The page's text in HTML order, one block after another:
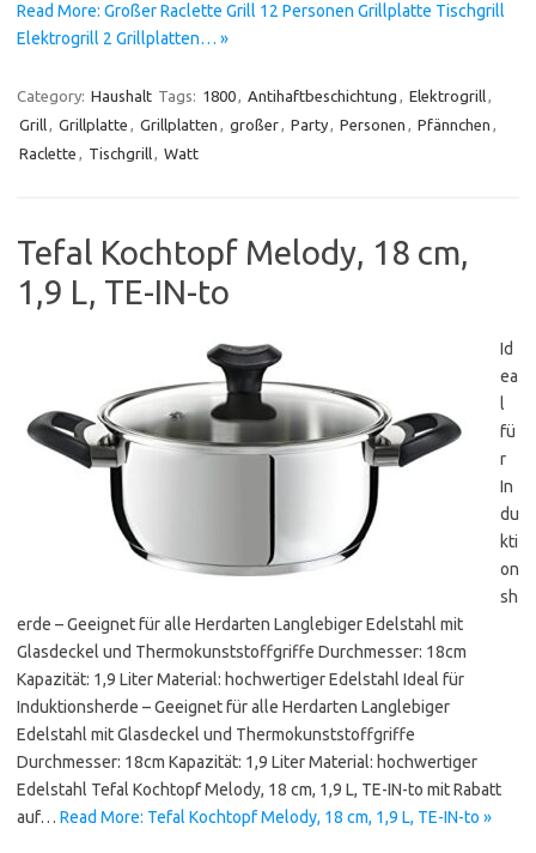
Read More: Großer Raclette Grill 12 Personen Grillplatte Tischgrill
Elektrogrill 2 Grillplatten… »
Category: Haushalt Tags: 1800, Antihaftbeschichtung , Elektrogrill,
Grill, Grillplatte , Grillplatten , großer, Party, Personen , Pfännchen ,
Raclette , Tischgrill, Watt
Tefal Kochtopf Melody, 18 cm,
1,9 L, TE-IN-to
Id
ea
l
fü
r
In
du
kti
on
sh
erde – Geeignet für alle Herdarten Langlebiger Edelstahl mit
Glasdeckel und Thermokunststoffgriffe Durchmesser: 18cm
Kapazität: 1,9 Liter Material: hochwertiger Edelstahl Ideal für
Induktionsherde – Geeignet für alle Herdarten Langlebiger
Edelstahl mit Glasdeckel und Thermokunststoffgriffe
Durchmesser: 18cm Kapazität: 1,9 Liter Material: hochwertiger
Edelstahl Tefal Kochtopf Melody, 18 cm, 1,9 L, TE-IN-to mit Rabatt
auf… Read More: Tefal Kochtopf Melody, 18 cm, 1,9 L, TE-IN-to »